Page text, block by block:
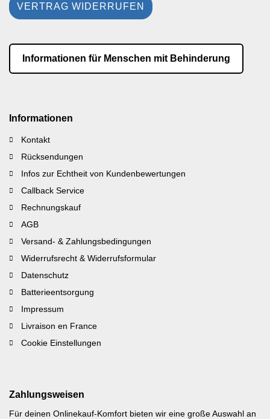
VERTRAG WIDERRUFEN
Informationen für Menschen mit Behinderung
Informationen
Kontakt
Rücksendungen
Infos zur Echtheit von Kundenbewertungen
Callback Service
Rechnungskauf
AGB
Versand- & Zahlungsbedingungen
Widerrufsrecht & Widerrufsformular
Datenschutz
Batterieentsorgung
Impressum
Livraison en France
Cookie Einstellungen
Zahlungsweisen
Für deinen Onlinekauf-Komfort bieten wir eine große Auswahl an